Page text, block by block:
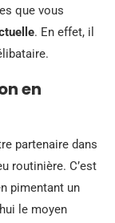
que vous
. En effet, il
en
partenaire dans
routinière. C’est
pimentant un
le moyen